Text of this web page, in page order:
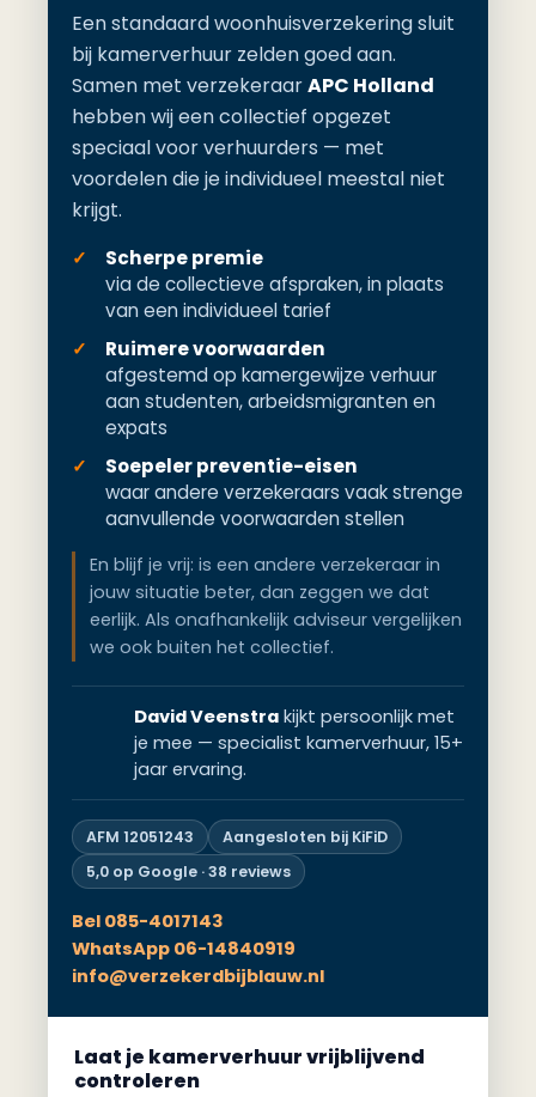
Een standaard woonhuisverzekering sluit
bij kamerverhuur zelden goed aan.
Samen met verzekeraarAPC Holland
hebben wij een collectief opgezet
speciaal voor verhuurders — met
voordelen die je individueel meestal niet
krijgt.
Scherpe premie
via de collectieve afspraken, in plaats
van een individueel tarief
Ruimere voorwaarden
afgestemd op kamergewijze verhuur
aan studenten, arbeidsmigranten en
expats
Soepeler preventie-eisen
waar andere verzekeraars vaak strenge
aanvullende voorwaarden stellen
En blijf je vrij: is een andere verzekeraar in
jouw situatie beter, dan zeggen we dat
eerlijk. Als onafhankelijk adviseur vergelijken
we ook buiten het collectief.
David Veenstra kijkt persoonlijk met
je mee — specialist kamerverhuur, 15+
jaar ervaring.
AFM 12051243
Aangesloten bij KiFiD
5,0 op Google · 38 reviews
Bel 085-4017143
WhatsApp 06-14840919
info@verzekerdbijblauw.nl
Laat je kamerverhuur vrijblijvend
controleren